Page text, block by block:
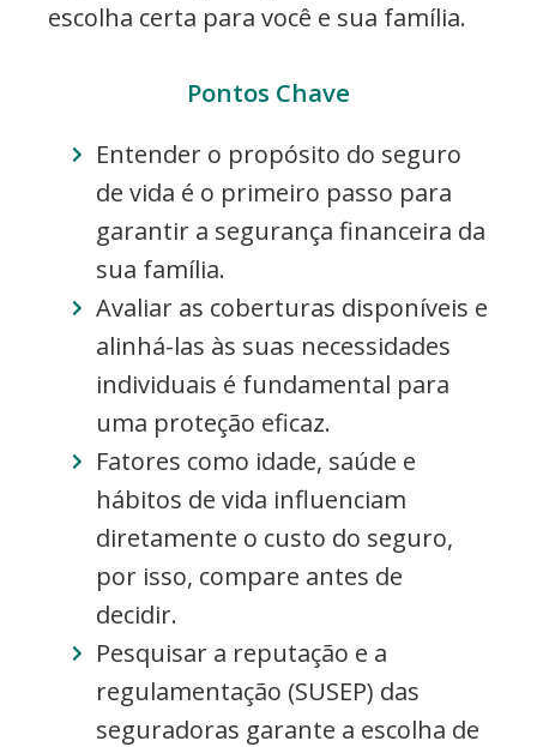
escolha certa para você e sua família.
Pontos Chave
Entender o propósito do seguro
de vida é o primeiro passo para
garantir a segurança financeira da
sua família.
Avaliar as coberturas disponíveis e
alinhá-las às suas necessidades
individuais é fundamental para
uma proteção eficaz.
Fatores como idade, saúde e
hábitos de vida influenciam
diretamente o custo do seguro,
por isso, compare antes de
decidir.
Pesquisar a reputação e a
regulamentação (SUSEP) das
seguradoras garante a escolha de